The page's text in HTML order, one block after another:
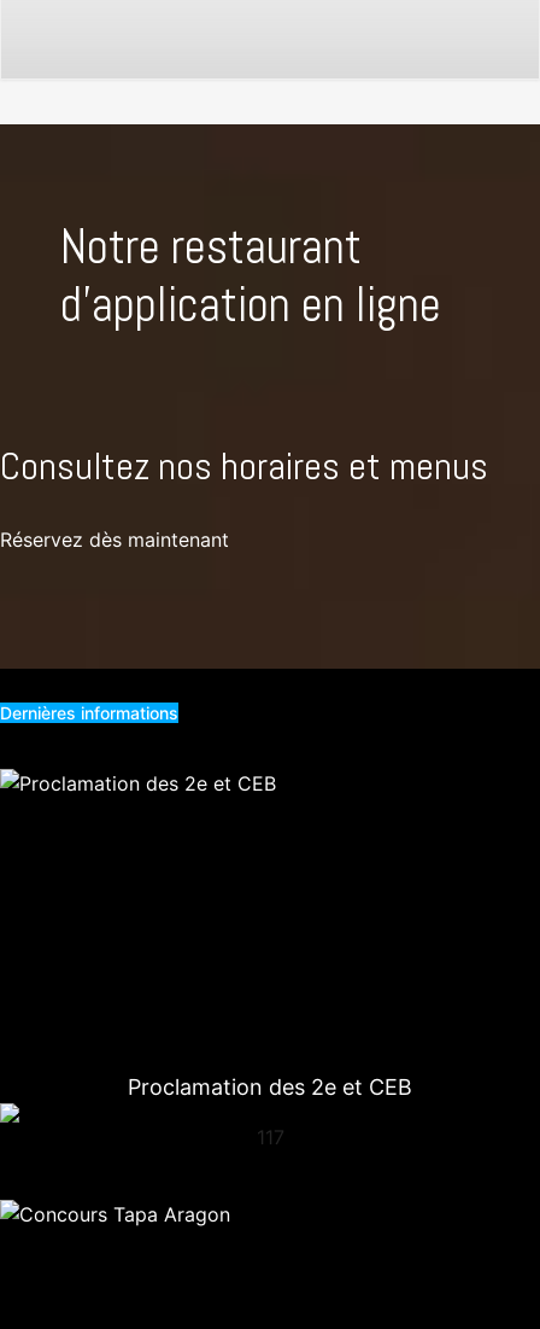
Notre restaurant
d'application en ligne
Consultez nos horaires et menus
Réservez dès maintenant
Dernières informations
Proclamation des 2e et CEB
117